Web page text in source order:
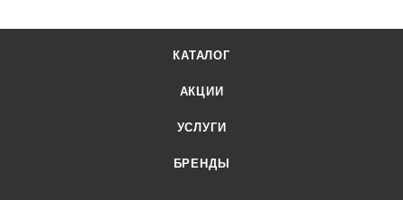
КАТАЛОГ
АКЦИИ
УСЛУГИ
БРЕНДЫ